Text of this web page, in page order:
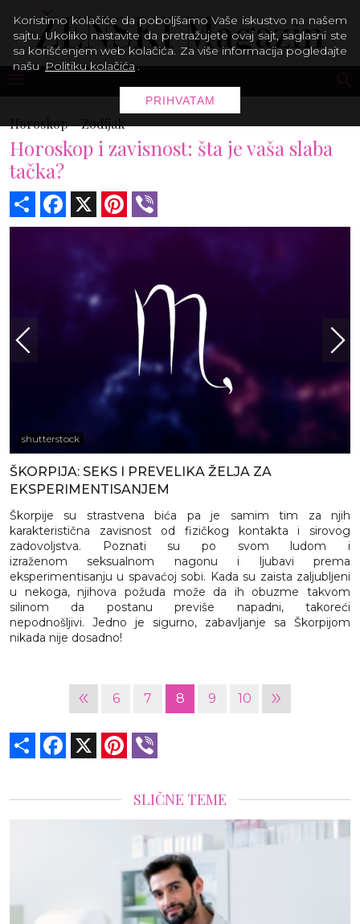
Horoskop -Zodijak
Horoskop i zavisnost: šta je vaša slaba
tačka?
Share Facebook Pinterest
shutterstock
ŠKORPIJA: SEKS I PREVELIKA ŽELJA ZA
EKSPERIMENTISANJEM
Škorpije su strastvena bića pa je samim tim za njih
karakteristična zavisnost od fizičkog kontakta i sirovog
zadovoljstva. Poznati su po svom ludom i
izraženom seksualnom nagonu i ljubavi prema
eksperimentisanju u spavaćoj sobi. Kada su zaista zaljubljeni
u nekoga, njihova požuda može da ih obuzme takvom
silinom da postanu previše napadni, takoreći
nepodnošljivi. Jedno je sigurno, zabavljanje sa Škorpijom
nikada nije dosadno!
« 6 7 8 9 10 »
Share Facebook Pinterest
SLIČNE TEME
Koristimo kolačiće da poboljšamo Vaše iskustvo na našem
sajtu. Ukoliko nastavite da pretražujete ovaj sajt, saglasni ste
sa korišćenjem web kolačića. Za više informacija pogledajte
našu Politiku kolačića .
PRIHVATAM